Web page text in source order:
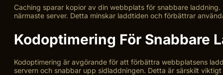
Caching sparar kopior av din webbplats för snabbare
närmaste server. Detta minskar laddtiden och förbättrar
Kodoptimering För Snabbare
Kodoptimering är avgörande för att förbättra webbplatsens
servern och snabbar upp sidladdningen. Detta är särskilt